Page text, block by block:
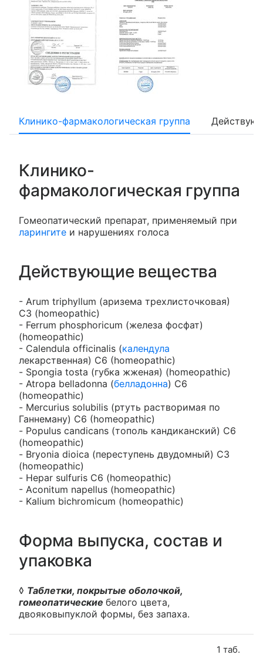
Клинико-фармакологическая группа
Клинико-
фармакологическая группа
Гомеопатический препарат, применяемый при
ларингите и нарушениях голоса
Действующие вещества
- Arum triphyllum (аризема трехлисточковая)
C3 (homeopathic)
- Ferrum phosphoricum (железа фосфат)
(homeopathic)
- Calendula officinalis (календула
лекарственная) С6 (homeopathic)
- Spongia tosta (губка жженая) (homeopathic)
- Atropa belladonna (белладонна) С6
(homeopathic)
- Mercurius solubilis (ртуть растворимая по
Ганнеману) С6 (homeopathic)
- Populus candicans (тополь кандиканский) С6
(homeopathic)
- Bryonia dioica (переступень двудомный) С3
(homeopathic)
- Hepar sulfuris C6 (homeopathic)
- Aconitum napellus (homeopathic)
- Kalium bichromicum (homeopathic)
Форма выпуска, состав и
упаковка
◊ Таблетки, покрытые оболочкой,
гомеопатические белого цвета,
двояковыпуклой формы, без запаха.
1 таб.